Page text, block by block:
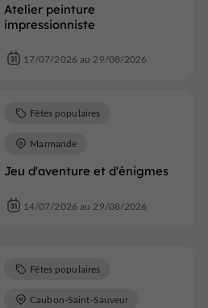
Atelier peinture
impressionniste
17/07/2026 au 29/08/2026
Jeu d'aventure et d'énigmes
Fêtes populaires
Marmande
14/07/2026 au 29/08/2026
Fêtes populaires
Caubon-Saint-Sauveur